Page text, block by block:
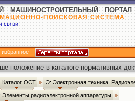
МАШИНОСТРОИТЕЛЬНЫЙ ПОРТАЛ
ПОИСКОВАЯ СИСТЕМА
связи
избранное
положение в каталоге нормативных
Каталог ОСТ Э: Электронная техника.
Элементы радиоэлектронной аппаратуры